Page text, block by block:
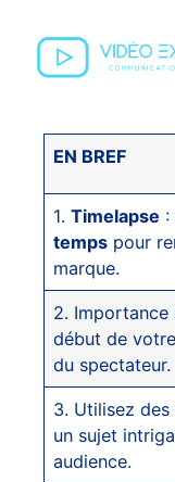
EN BREF
1.Timelapse :
temps pour
marque.
2. Importance
début de
du spectateur.
3. Utilisez des
un sujet
audience.